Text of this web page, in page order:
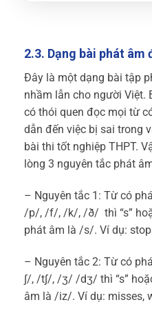
2.3. Dạng bài phát âm
Đây là một dạng bài tập
nhầm lẫn cho người Việt.
có thói quen đọc mọi từ
dẫn đến việc bị sai trong
bài thi tốt nghiệp THPT.
lòng 3 nguyên tắc phát
– Nguyên tắc 1: Từ có
/p/, /f/, /k/, /ð/ thì “s”
phát âm là /s/. Ví dụ:
– Nguyên tắc 2: Từ có
∫/, /t∫/, /ʒ/ /dʒ/ thì “s”
âm là /iz/. Ví dụ: misses,